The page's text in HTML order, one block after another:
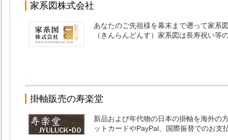
家系図株式会社
あなたのご先祖様を幕末まで遡って家系
（きんらんどんす）家系図は長寿祝い等
掛軸販売の寿楽堂
新品および年代物の日本の掛軸を海外の
ットカードやPayPal、国際振替でのお支